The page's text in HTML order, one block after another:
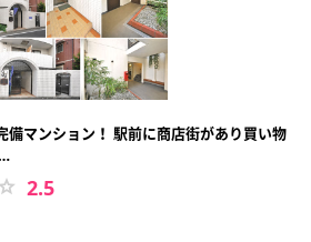
備マンション！ 駅前に商店街があり買い物
2.5